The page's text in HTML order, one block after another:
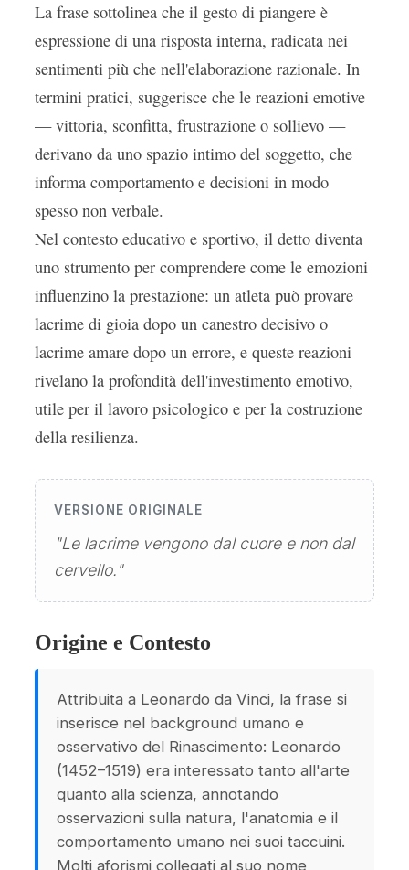
La frase sottolinea che il gesto di piangere è
espressione di una risposta interna, radicata nei
sentimenti più che nell'elaborazione razionale. In
termini pratici, suggerisce che le reazioni emotive
— vittoria, sconfitta, frustrazione o sollievo —
derivano da uno spazio intimo del soggetto, che
informa comportamento e decisioni in modo
spesso non verbale.
Nel contesto educativo e sportivo, il detto diventa
uno strumento per comprendere come le emozioni
influenzino la prestazione: un atleta può provare
lacrime di gioia dopo un canestro decisivo o
lacrime amare dopo un errore, e queste reazioni
rivelano la profondità dell'investimento emotivo,
utile per il lavoro psicologico e per la costruzione
della resilienza.
VERSIONE ORIGINALE
"Le lacrime vengono dal cuore e non dal
cervello."
Origine e Contesto
Attribuita a Leonardo da Vinci, la frase si
inserisce nel background umano e
osservativo del Rinascimento: Leonardo
(1452–1519) era interessato tanto all'arte
quanto alla scienza, annotando
osservazioni sulla natura, l'anatomia e il
comportamento umano nei suoi taccuini.
Molti aforismi collegati al suo nome